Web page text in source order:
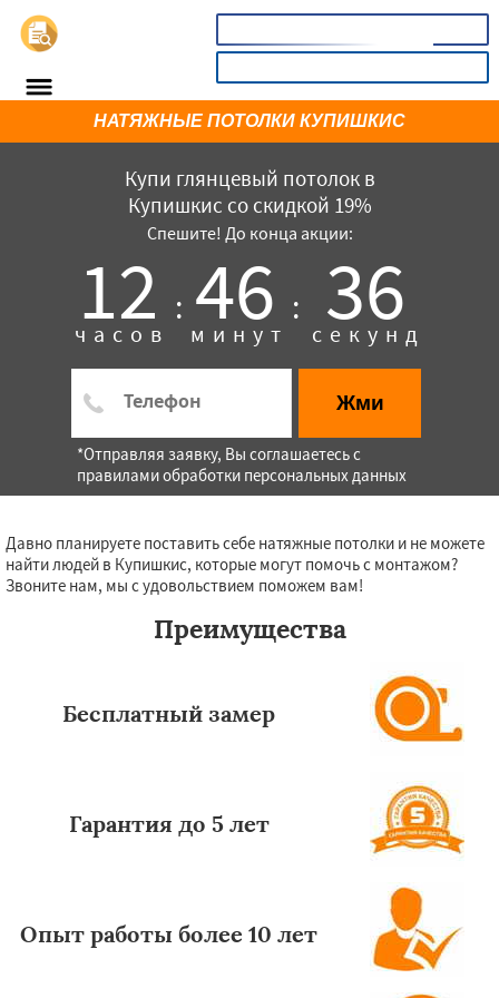
Купи глянцевый потолок в
Купишкис со скидкой 19%
Спешите! До конца акции:
12 :
часов 46 :
минут 36
секунд
Жми
*Отправляя заявку, Вы соглашаетесь с
правилами обработки персональных данных
НАТЯЖНЫЕ ПОТОЛКИ КУПИШКИС
Давно планируете поставить себе натяжные потолки и не можете
найти людей в Купишкис, которые могут помочь с монтажом?
Звоните нам, мы с удовольствием поможем вам!
Преимущества
Бесплатный замер
Гарантия до 5 лет
Опыт работы более 10 лет
×
Даю согласие на обработку персональных данных